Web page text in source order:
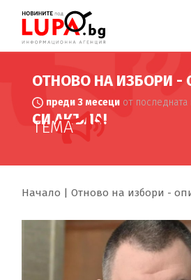
ОТНОВО НА ИЗБОРИ -
СИ АКЪЛА!
преди 3 месеци от последната
ТЕМА
Начало Отново на избори -